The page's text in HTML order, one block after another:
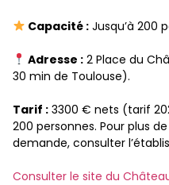
Capacité :Jusqu’à 200
Adresse :2 Place du
30 min de Toulouse).
Tarif : 3300 € nets (tarif
200 personnes. Pour plus
demande, consulter
Consulter le site du